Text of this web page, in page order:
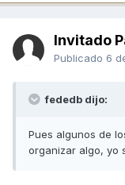
Invitado
Publicado 6
fededb dijo:
Pues algunos de
organizar algo, yo